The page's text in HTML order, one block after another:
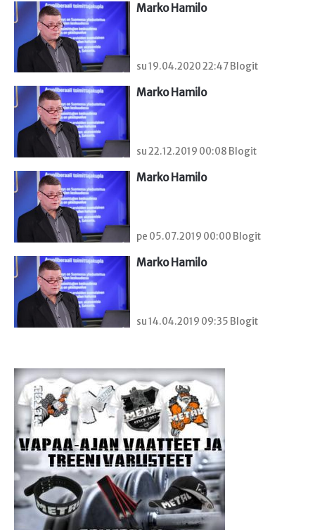
Marko Hamilo
su 19.04.2020 22:47 Blogit
Marko Hamilo
su 22.12.2019 00:08 Blogit
Marko Hamilo
pe 05.07.2019 00:00 Blogit
Marko Hamilo
su 14.04.2019 09:35 Blogit